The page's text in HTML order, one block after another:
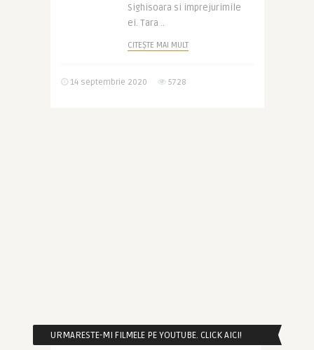
Sighisoara si imprejurimile
ei. Tara ..
CITEȘTE MAI MULT
14 septembrie 2020 5728
URMARESTE-MI FILMELE PE YOUTUBE. CLICK AICI!